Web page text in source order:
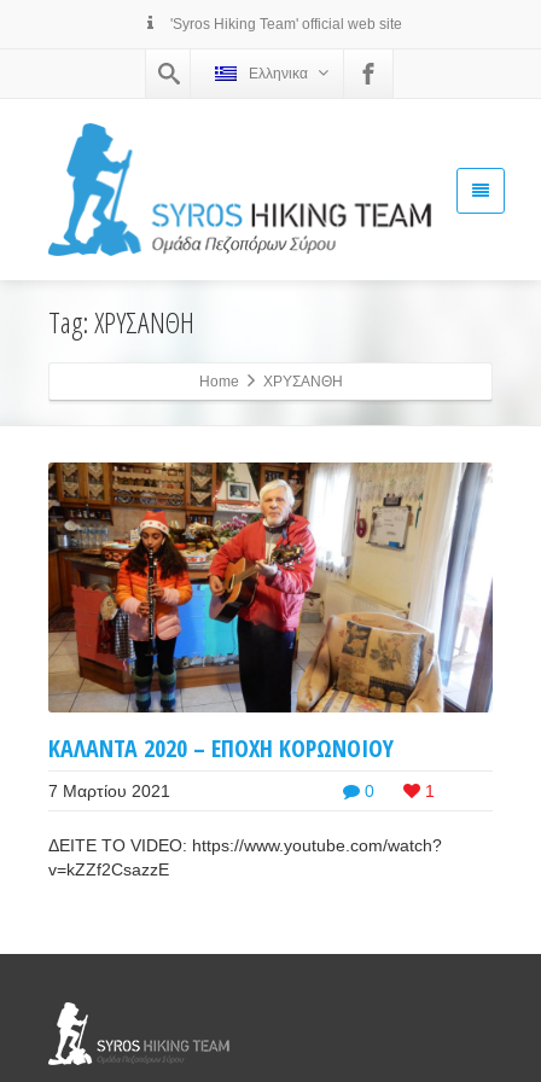
'Syros Hiking Team' official web site
Ελληνικα
Tag: ΧΡΥΣΑΝΘΗ
Home ΧΡΥΣΑΝΘΗ
ΚΑΛΑΝΤΑ 2020 – ΕΠΟΧΗ ΚΟΡΩΝΟΙΟΥ
0 1
7 Μαρτίου 2021
ΔΕΙΤΕ ΤΟ VIDEO: https://www.youtube.com/watch?
v=kZZf2CsazzE